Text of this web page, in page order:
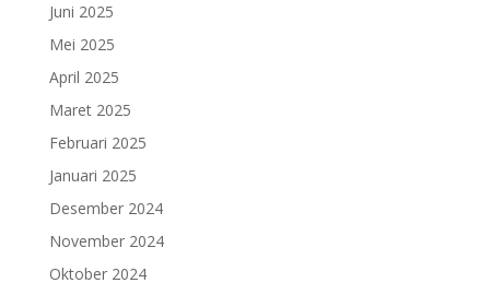
Juni 2025
Mei 2025
April 2025
Maret 2025
Februari 2025
Januari 2025
Desember 2024
November 2024
Oktober 2024